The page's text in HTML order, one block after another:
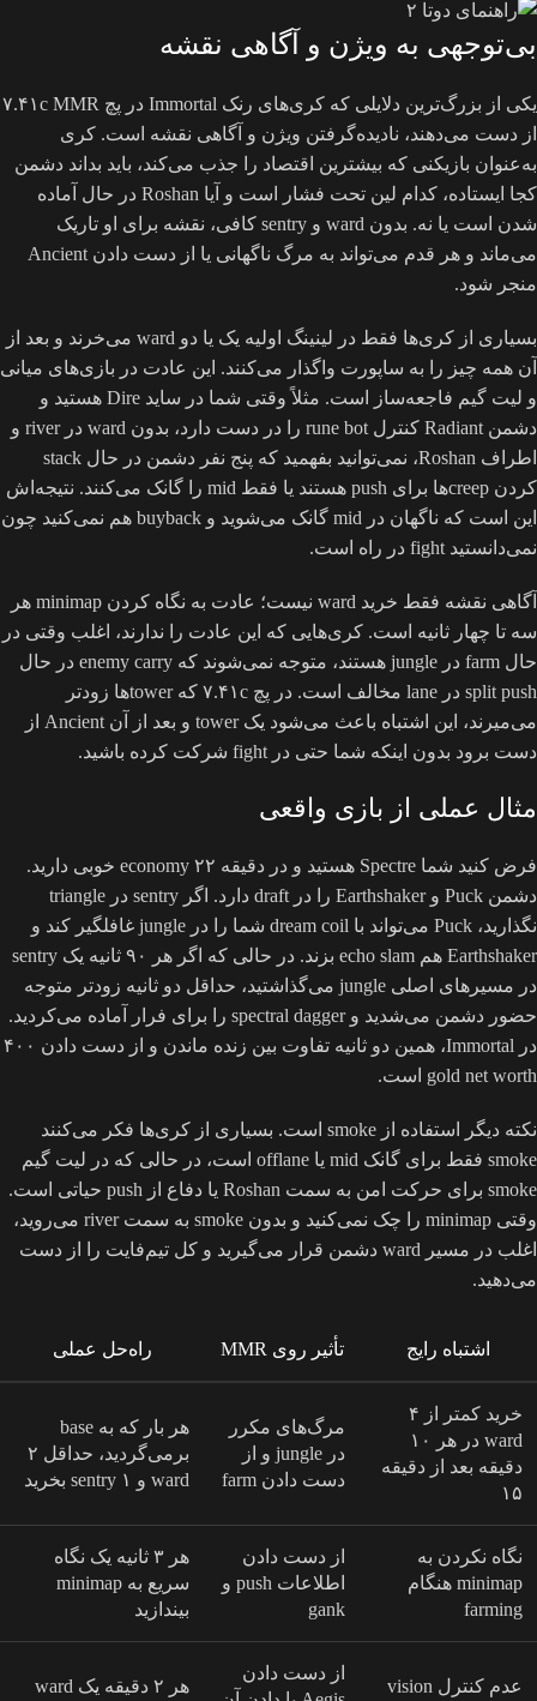
بی‌توجهی به ویژن و آگاهی نقشه
یکی از بزرگ‌ترین دلایلی که کری‌های رنک Immortal در پچ ۷.۴۱c MMR
از دست می‌دهند، نادیده‌گرفتن ویژن و آگاهی نقشه است. کری
به‌عنوان بازیکنی که بیشترین اقتصاد را جذب می‌کند، باید بداند دشمن
کجا ایستاده، کدام لین تحت فشار است و آیا Roshan در حال آماده
شدن است یا نه. بدون ward و sentry کافی، نقشه برای او تاریک
می‌ماند و هر قدم می‌تواند به مرگ ناگهانی یا از دست دادن Ancient
منجر شود.
بسیاری از کری‌ها فقط در لینینگ اولیه یک یا دو ward می‌خرند و بعد از
آن همه چیز را به ساپورت واگذار می‌کنند. این عادت در بازی‌های میانی
و لیت گیم فاجعه‌ساز است. مثلاً وقتی شما در ساید Dire هستید و
دشمن Radiant کنترل rune bot را در دست دارد، بدون ward در river و
اطراف Roshan، نمی‌توانید بفهمید که پنج نفر دشمن در حال stack
کردن creepها برای push هستند یا فقط mid را گانک می‌کنند. نتیجه‌اش
این است که ناگهان در mid گانک می‌شوید و buyback هم نمی‌کنید چون
نمی‌دانستید fight در راه است.
آگاهی نقشه فقط خرید ward نیست؛ عادت به نگاه کردن minimap هر
سه تا چهار ثانیه است. کری‌هایی که این عادت را ندارند، اغلب وقتی در
حال farm در jungle هستند، متوجه نمی‌شوند که enemy carry در حال
split push در lane مخالف است. در پچ ۷.۴۱c که towerها زودتر
می‌میرند، این اشتباه باعث می‌شود یک tower و بعد از آن Ancient از
دست برود بدون اینکه شما حتی در fight شرکت کرده باشید.
مثال عملی از بازی واقعی
فرض کنید شما Spectre هستید و در دقیقه ۲۲ economy خوبی دارید.
دشمن Puck و Earthshaker را در draft دارد. اگر sentry در triangle
نگذارید، Puck می‌تواند با dream coil شما را در jungle غافلگیر کند و
Earthshaker هم echo slam بزند. در حالی که اگر هر ۹۰ ثانیه یک sentry
در مسیرهای اصلی jungle می‌گذاشتید، حداقل دو ثانیه زودتر متوجه
حضور دشمن می‌شدید و spectral dagger را برای فرار آماده می‌کردید.
در Immortal، همین دو ثانیه تفاوت بین زنده ماندن و از دست دادن ۴۰۰
gold net worth است.
نکته دیگر استفاده از smoke است. بسیاری از کری‌ها فکر می‌کنند
smoke فقط برای گانک mid یا offlane است، در حالی که در لیت گیم
smoke برای حرکت امن به سمت Roshan یا دفاع از push حیاتی است.
وقتی minimap را چک نمی‌کنید و بدون smoke به سمت river می‌روید،
اغلب در مسیر ward دشمن قرار می‌گیرید و کل تیم‌فایت را از دست
می‌دهید.
اشتباه رایج تأثیر روی MMR راه‌حل عملی
خرید کمتر از ۴
ward در هر ۱۰
دقیقه بعد از دقیقه
۱۵
مرگ‌های مکرر
در jungle و از
دست دادن farm
هر بار که به base
برمی‌گردید، حداقل ۲
ward و ۱ sentry بخرید
نگاه نکردن به
minimap هنگام
farming
از دست دادن
اطلاعات push و
gank
هر ۳ ثانیه یک نگاه
سریع به minimap
بیندازید
عدم کنترل vision
از دست دادن
هر ۲ دقیقه یک ward